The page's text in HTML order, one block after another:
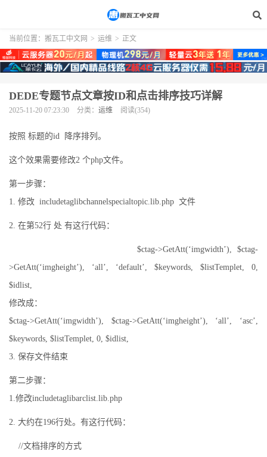
当前位置： 搬瓦工中文网 > 运维 > 正文
DEDE专题节点文章按ID和点击排序技巧详解
2025-11-20 07:23:30 分类： 运维 阅读(354)
按照 标题的id 降序排列。
这个效果需要修改2 个php文件。
第一步骤：
1. 修改 includetaglibchannelspecialtopic.lib.php 文件
2. 在第52行 处 有这行代码：
$ctag->GetAtt(‘imgwidth’), $ctag-
>GetAtt(‘imgheight’), ‘all’, ‘default’, $keywords, $listTemplet, 0,
$idlist,
修改成：
$ctag->GetAtt(‘imgwidth’), $ctag->GetAtt(‘imgheight’), ‘all’, ‘asc’,
$keywords, $listTemplet, 0, $idlist,
3. 保存文件结束
第二步骤：
1.修改includetaglibarclist.lib.php
2. 大约在196行处。有这行代码：
//文档排序的方式